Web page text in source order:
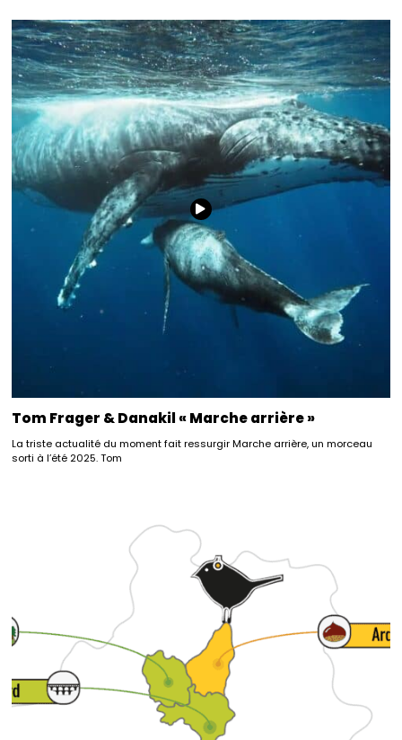
Tom Frager & Danakil « Marche arrière »
La triste actualité du moment fait ressurgir Marche arrière, un morceau
sorti à l’été 2025. Tom